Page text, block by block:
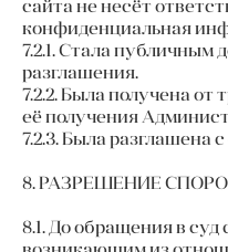
сайта не несёт
конфиденциальная
7.2.1. Стала публичным
разглашения.
7.2.2. Была получена от
её получения
7.2.3. Была разглашена
8. РАЗРЕШЕНИЕ
8.1. До обращения в суд